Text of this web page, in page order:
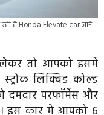
है Honda Elevate car जाने
तो आपको इसमें
लिक्विड कोल्ड
दमदार परफॉर्मेंस और